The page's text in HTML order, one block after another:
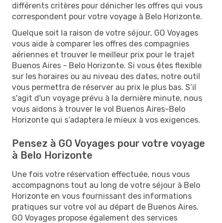
différents critères pour dénicher les offres qui vous
correspondent pour votre voyage à Belo Horizonte.
Quelque soit la raison de votre séjour, GO Voyages
vous aide à comparer les offres des compagnies
aériennes et trouver le meilleur prix pour le trajet
Buenos Aires - Belo Horizonte. Si vous êtes flexible
sur les horaires ou au niveau des dates, notre outil
vous permettra de réserver au prix le plus bas. S’il
s'agit d'un voyage prévu à la dernière minute, nous
vous aidons à trouver le vol Buenos Aires-Belo
Horizonte qui s’adaptera le mieux à vos exigences.
Pensez à GO Voyages pour votre voyage
à Belo Horizonte
Une fois votre réservation effectuée, nous vous
accompagnons tout au long de votre séjour à Belo
Horizonte en vous fournissant des informations
pratiques sur votre vol au départ de Buenos Aires.
GO Voyages propose également des services